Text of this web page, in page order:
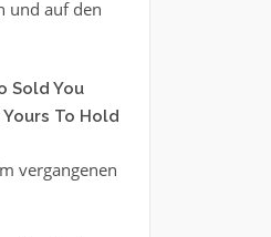
und auf den
Sold You
Yours To Hold
vergangenen